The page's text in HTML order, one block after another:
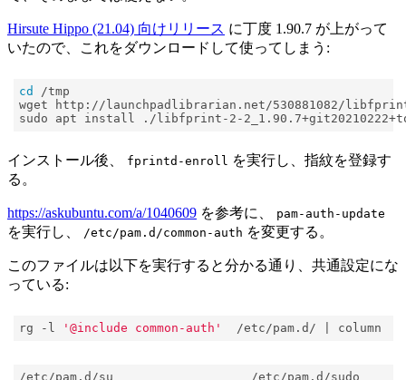
Hirsute Hippo (21.04) 向けリリース に丁度 1.90.7 が上がって
いたので、これをダウンロードして使ってしまう:
cd
インストール後、 fprintd-enroll を実行し、指紋を登録す
る。
https://askubuntu.com/a/1040609 を参考に、 pam-auth-update
を実行し、 /etc/pam.d/common-auth を変更する。
このファイルは以下を実行すると分かる通り、共通設定にな
っている:
rg -l '@include common-auth'
  /etc/pam.d/